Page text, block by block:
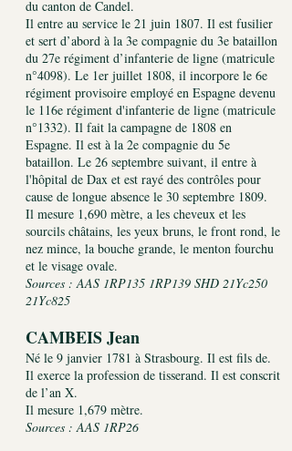
du canton de Candel.
Il entre au service le 21 juin 1807. Il est fusilier
et sert d’abord à la 3e compagnie du 3e bataillon
du 27e régiment d’infanterie de ligne (matricule
n°4098). Le 1er juillet 1808, il incorpore le 6e
régiment provisoire employé en Espagne devenu
le 116e régiment d'infanterie de ligne (matricule
n°1332). Il fait la campagne de 1808 en
Espagne. Il est à la 2e compagnie du 5e
bataillon. Le 26 septembre suivant, il entre à
l'hôpital de Dax et est rayé des contrôles pour
cause de longue absence le 30 septembre 1809.
Il mesure 1,690 mètre, a les cheveux et les
sourcils châtains, les yeux bruns, le front rond, le
nez mince, la bouche grande, le menton fourchu
et le visage ovale.
Sources : AAS 1RP135 1RP139 SHD 21Yc250
21Yc825
CAMBEIS Jean
Né le 9 janvier 1781 à Strasbourg. Il est fils de.
Il exerce la profession de tisserand. Il est conscrit
de l’an X.
Il mesure 1,679 mètre.
Sources : AAS 1RP26